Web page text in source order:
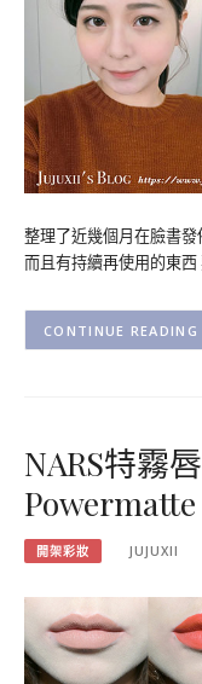
整理了近幾個月在臉書
而且有持續再使用的東
CONTINUE READING
NARS特霧
開架彩妝 JUJUXII